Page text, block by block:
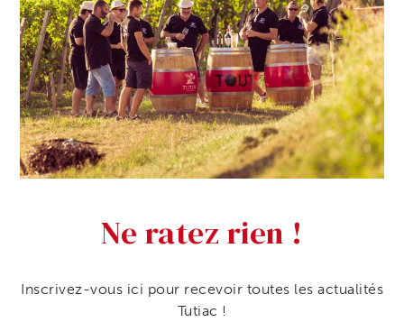
Ne ratez rien !
Inscrivez-vous ici pour recevoir toutes les actualités
Tutiac !